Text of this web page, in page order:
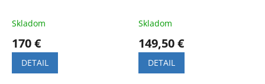
Skladom
170 €
DETAIL
Skladom
149,50 €
DETAIL